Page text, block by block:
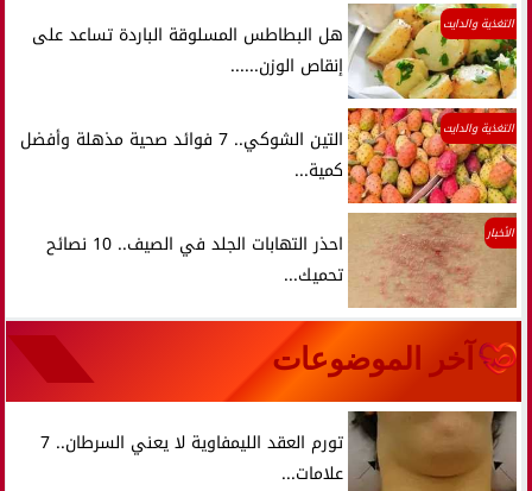
التغذية والدايت
هل البطاطس المسلوقة الباردة تساعد على
إنقاص الوزن......
التغذية والدايت
التين الشوكي.. 7 فوائد صحية مذهلة وأفضل
كمية...
الأخبار
احذر التهابات الجلد في الصيف.. 10 نصائح
تحميك...
آخر الموضوعات
تورم العقد الليمفاوية لا يعني السرطان.. 7
علامات...